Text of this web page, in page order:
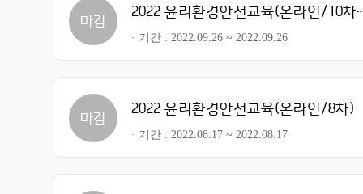
마감 2022 윤리환경
기간 2022.09.26 ~ 2022.09.26
마감 2022 윤리환경안전교육(온라인/8차)
기간 2022.08.17 ~ 2022.08.17